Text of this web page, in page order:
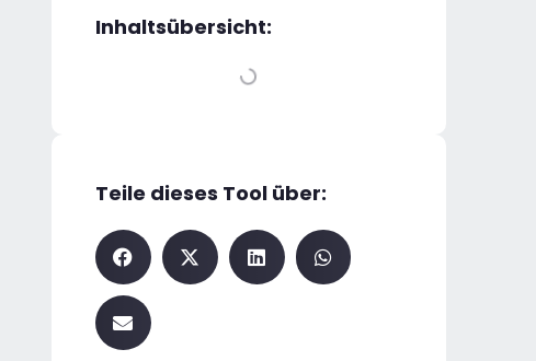
Inhaltsübersicht:
Teile dieses Tool über: